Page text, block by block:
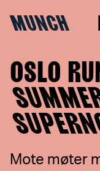
MUNCH
OSLO
Mote møter